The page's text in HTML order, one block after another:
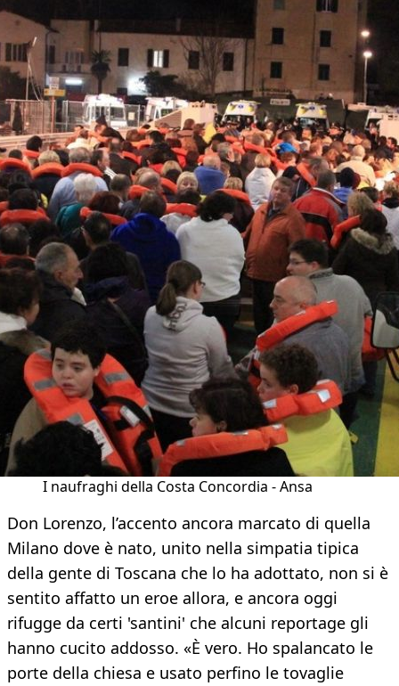
I naufraghi della Costa Concordia - Ansa
Don Lorenzo, l’accento ancora marcato di quella
Milano dove è nato, unito nella simpatia tipica
della gente di Toscana che lo ha adottato, non si è
sentito affatto un eroe allora, e ancora oggi
rifugge da certi 'santini' che alcuni reportage gli
hanno cucito addosso. «È vero. Ho spalancato le
porte della chiesa e usato perfino le tovaglie